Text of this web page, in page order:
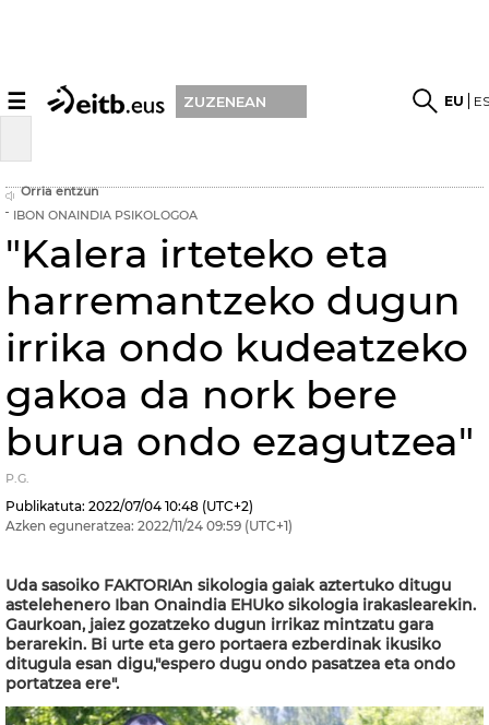
☰ ZUZENEAN EU
Orria entzun
IBON ONAINDIA PSIKOLOGOA
"Kalera irteteko eta
harremantzeko dugun
irrika ondo kudeatzeko
gakoa da nork bere
burua ondo ezagutzea"
P.G.
Publikatuta: 2022/07/04 10:48 (UTC+2)
Azken eguneratzea: 2022/11/24 09:59 (UTC+1)
Uda sasoiko FAKTORIAn sikologia gaiak aztertuko ditugu
astelehenero Iban Onaindia EHUko sikologia irakaslearekin.
Gaurkoan, jaiez gozatzeko dugun irrikaz mintzatu gara
berarekin. Bi urte eta gero portaera ezberdinak ikusiko
ditugula esan digu,"espero dugu ondo pasatzea eta ondo
portatzea ere".